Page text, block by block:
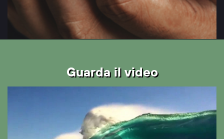
Guarda il video